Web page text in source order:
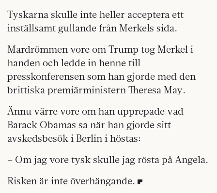
Tyskarna skulle inte heller acceptera ett
inställsamt gullande från Merkels sida.
Mardrömmen vore om Trump tog Merkel i
handen och ledde in henne till
presskonferensen som han gjorde med den
brittiska premiärministern Theresa May.
Ännu värre vore om han upprepade vad
Barack Obamas sa när han gjorde sitt
avskedsbesök i Berlin i höstas:
– Om jag vore tysk skulle jag rösta på Angela.
Risken är inte överhängande.